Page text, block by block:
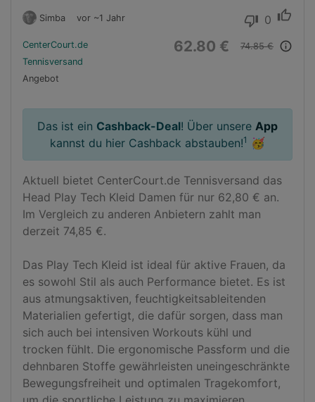
Simba vor ~1 Jahr thumb_down 0 thumb_up
CenterCourt.de
Tennisversand
Angebot
62.80 € 74.85 € info_outline
Das ist ein Cashback-Deal! Über unsere App
kannst du hier Cashback abstauben!1 🥳
Aktuell bietet CenterCourt.de Tennisversand das
Head Play Tech Kleid Damen für nur 62,80 € an.
Im Vergleich zu anderen Anbietern zahlt man
derzeit 74,85 €.
Das Play Tech Kleid ist ideal für aktive Frauen, da
es sowohl Stil als auch Performance bietet. Es ist
aus atmungsaktiven, feuchtigkeitsableitenden
Materialien gefertigt, die dafür sorgen, dass man
sich auch bei intensiven Workouts kühl und
trocken fühlt. Die ergonomische Passform und die
dehnbaren Stoffe gewährleisten uneingeschränkte
Bewegungsfreiheit und optimalen Tragekomfort,